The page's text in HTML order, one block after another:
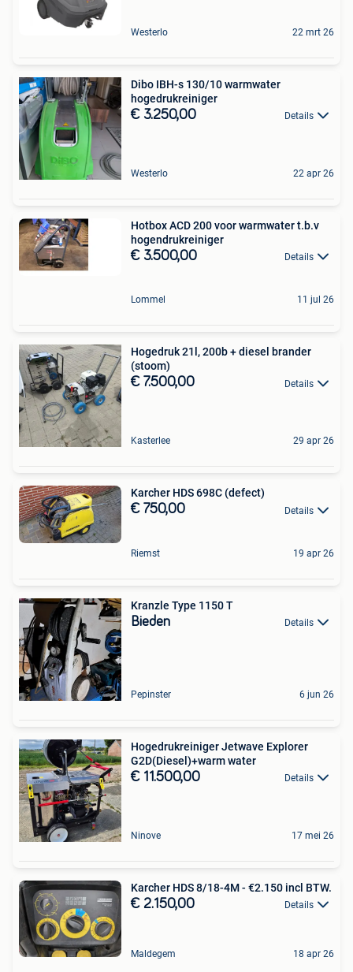
Westerlo 22 mrt 26
Dibo IBH-s 130/10 warmwater
hogedrukreiniger
€ 3.250,00 Details
Westerlo 22 apr 26
Hotbox ACD 200 voor warmwater t.b.v
hogendrukreiniger
€ 3.500,00 Details
Lommel 11 jul 26
Hogedruk 21l, 200b + diesel brander
(stoom)
€ 7.500,00 Details
Kasterlee 29 apr 26
Karcher HDS 698C (defect)
€ 750,00 Details
Riemst 19 apr 26
Kranzle Type 1150 T
Bieden Details
Pepinster 6 jun 26
Hogedrukreiniger Jetwave Explorer
G2D(Diesel)+warm water
€ 11.500,00 Details
Ninove 17 mei 26
Karcher HDS 8/18-4M - €2.150 incl BTW.
€ 2.150,00 Details
Maldegem 18 apr 26